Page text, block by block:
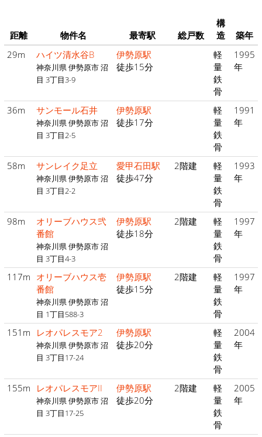
距離 物件名 最寄駅 総戸数
構
造
築年
29m
ハイツ清水谷B
神奈川県 伊勢原市 沼
目 3丁目3-9
伊勢原駅
徒歩15分
軽
量
鉄
骨
1995
年
36m サンモール石井
神奈川県 伊勢原市 沼
目 3丁目2-5
伊勢原駅
徒歩17分
軽
量
鉄
骨
1991
年
58m サンレイク足立
神奈川県 伊勢原市 沼
目 3丁目2-2
愛甲石田駅
徒歩47分
2階建
軽
量
鉄
骨
1993
年
98m
オリーブハウス弐
番館
神奈川県 伊勢原市 沼
目 3丁目4-3
伊勢原駅
徒歩18分
2階建
軽
量
鉄
骨
1997
年
117m オリーブハウス壱
番館
神奈川県 伊勢原市 沼
目 1丁目588-3
伊勢原駅
徒歩15分
2階建
軽
量
鉄
骨
1997
年
151m レオパレスモア2
神奈川県 伊勢原市 沼
目 3丁目17-24
伊勢原駅
徒歩20分
軽
量
鉄
骨
2004
年
155m レオパレスモアII
神奈川県 伊勢原市 沼
目 3丁目17-25
伊勢原駅
徒歩20分
2階建
軽
量
鉄
骨
2005
年